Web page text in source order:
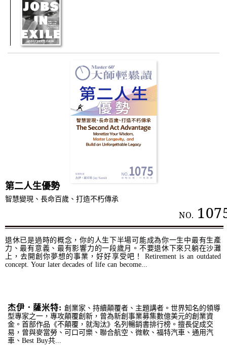
第二人生優勢
智慧變現、長命百歲、打造不朽傳承
NO.
退休已是過時的概念，你的人生下半場可能成為你一生中最有生產
力、最有意義、最有影響力的一段歲月。不要退休下來只躺在沙灘
上，去開創你夢想的事業，好好享受吧！ Retirement is an outdated
concept. Your later decades of life can become...
杰伊．薩米特: 創業家、持續顛覆者、主題講者。世界知名的領導
型專家之一，專攻顛覆創新，曾為新創事業募集數億美元的創業資
金。首部作品《不顛覆，就淘汰》名列暢銷書排行榜。擅長促成交
易，曾與麥當勞、可口可樂、聯合航空、微軟、福特汽車、通用汽
車、Best Buy共...